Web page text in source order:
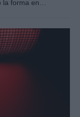
la forma en…